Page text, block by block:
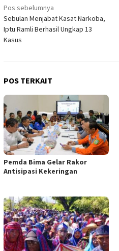
Navigasi
pos
Pos sebelumnya
Sebulan Menjabat Kasat Narkoba,
Iptu Ramli Berhasil Ungkap 13
Kasus
POS TERKAIT
Pemda Bima Gelar Rakor
Antisipasi Kekeringan